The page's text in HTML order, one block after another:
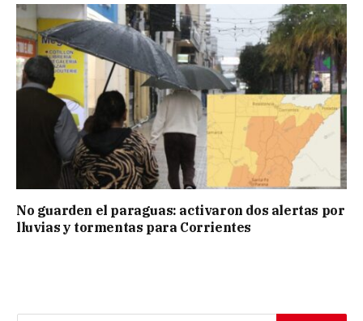
No guarden el paraguas: activaron dos alertas por
lluvias y tormentas para Corrientes